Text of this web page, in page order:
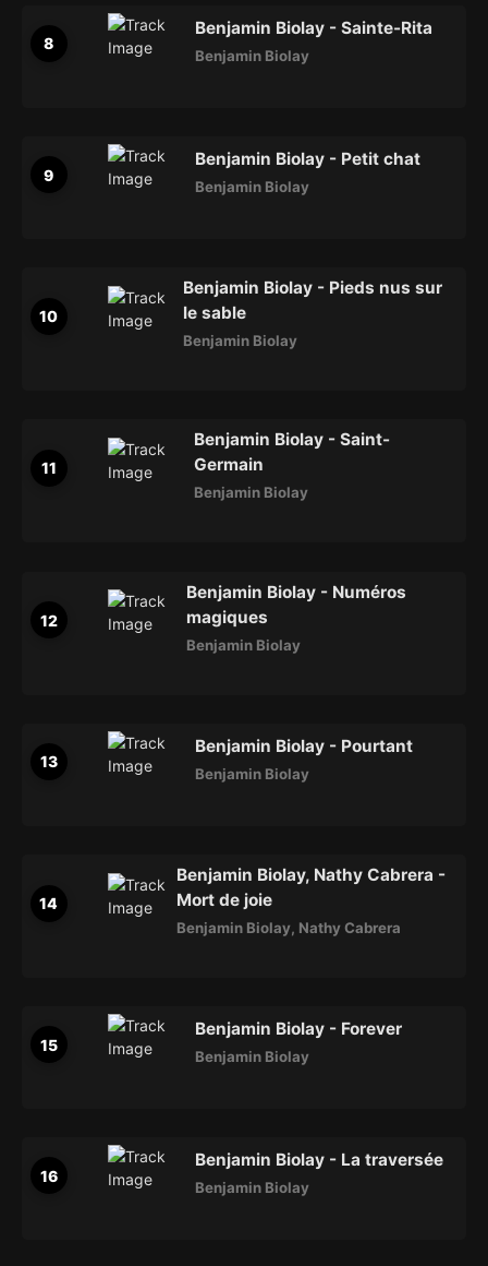
Benjamin Biolay - Sainte-Rita
Benjamin Biolay
Benjamin Biolay - Petit chat
Benjamin Biolay
Benjamin Biolay - Pieds nus sur
le sable
Benjamin Biolay
Benjamin Biolay - Saint-
Germain
Benjamin Biolay
Benjamin Biolay - Numéros
magiques
Benjamin Biolay
Benjamin Biolay - Pourtant
Benjamin Biolay
Benjamin Biolay, Nathy Cabrera -
Mort de joie
Benjamin Biolay, Nathy Cabrera
Benjamin Biolay - Forever
Benjamin Biolay
Benjamin Biolay - La traversée
Benjamin Biolay